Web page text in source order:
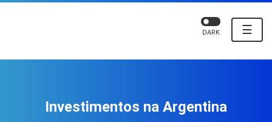
☰
DARK
Investimentos na Argentina